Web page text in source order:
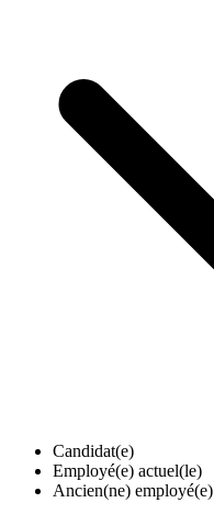
Candidat(e)
Employé(e) actuel(le)
Ancien(ne) employé(e)